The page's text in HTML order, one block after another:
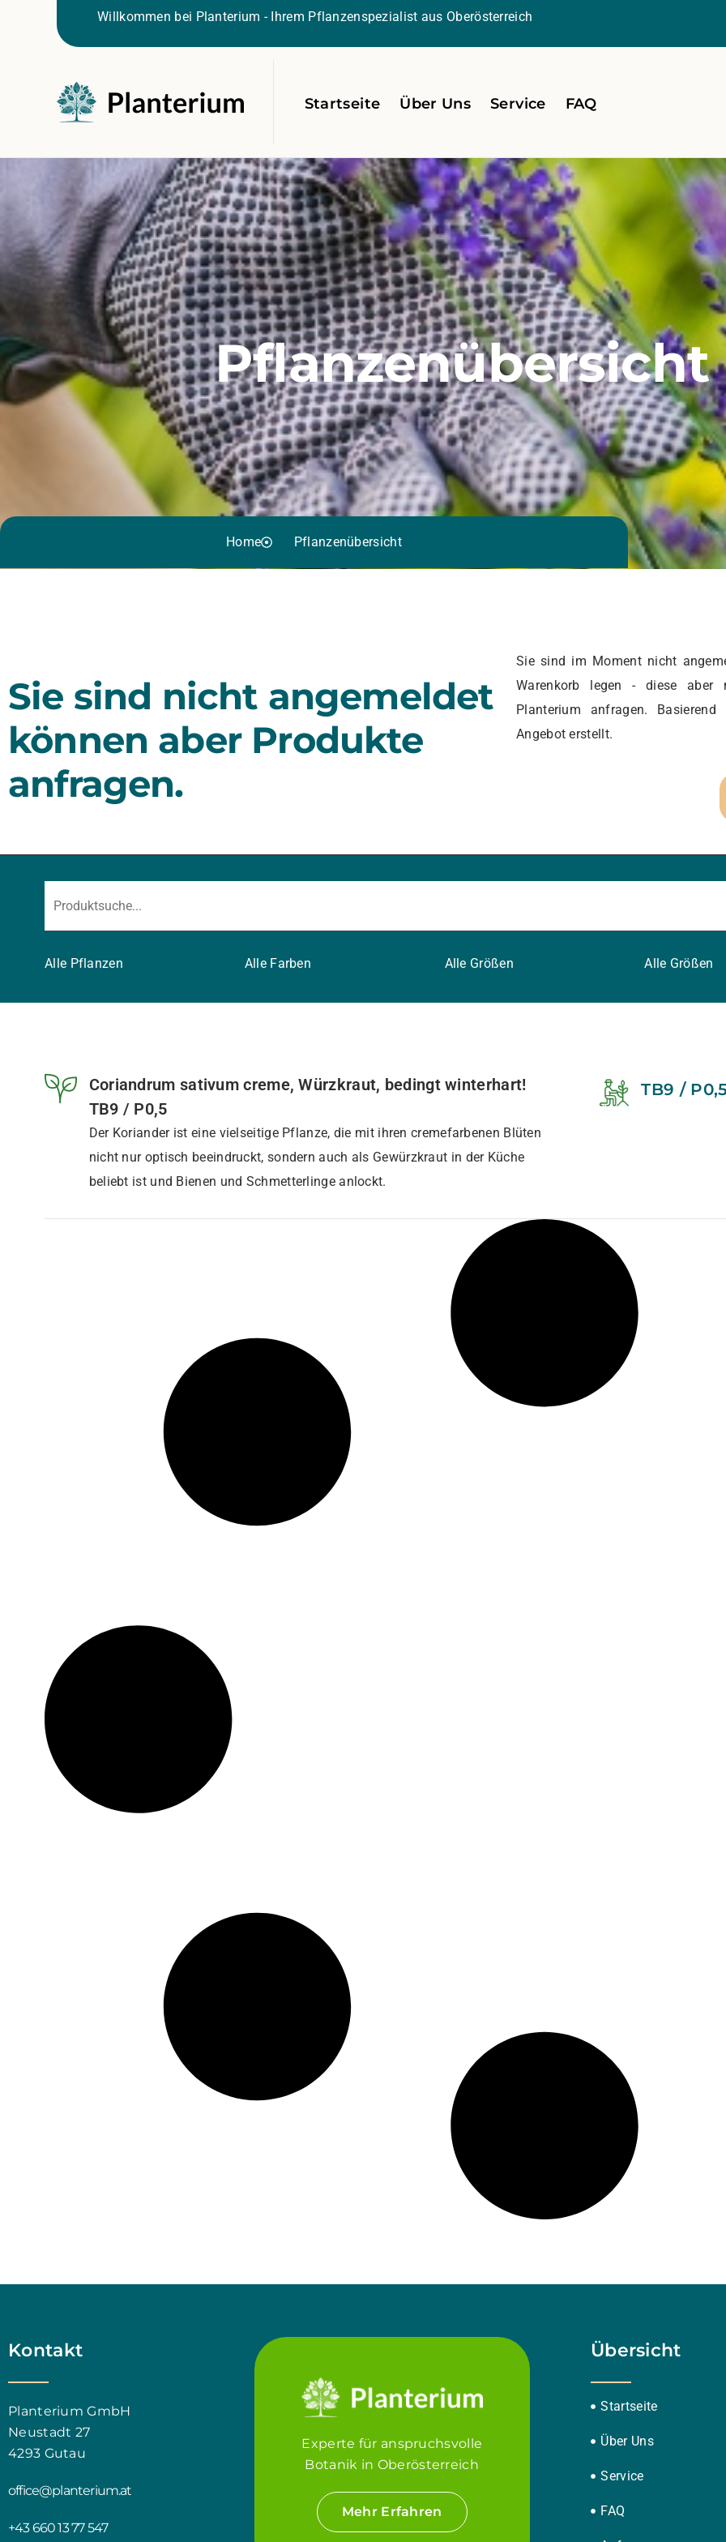
Willkommen bei Planterium - Ihrem Pflanzenspezialist aus Oberösterreich
Startseite Über Uns Service FAQ
Pflanzenübersicht
Home Pflanzenübersicht
Sie sind nicht angemeldet
können aber Produkte
anfragen.
Sie sind im Moment nicht
Warenkorb legen - diese aber
Planterium anfragen.
Angebot erstellt.
Alle Pflanzen Alle Farben Alle Größen Alle Größen
Coriandrum sativum creme, Würzkraut, bedingt winterhart!
TB9 / P0,5
Der Koriander ist eine vielseitige Pflanze, die mit ihren cremefarbenen Blüten
nicht nur optisch beeindruckt, sondern auch als Gewürzkraut in der Küche
beliebt ist und Bienen und Schmetterlinge anlockt.
TB9 / P0,5
Kontakt
Planterium GmbH
Neustadt 27
4293 Gutau
office@planterium.at
+43 660 13 77 547
Experte für anspruchsvolle
Botanik in Oberösterreich
Mehr Erfahren
Übersicht
Startseite
Über Uns
Service
FAQ